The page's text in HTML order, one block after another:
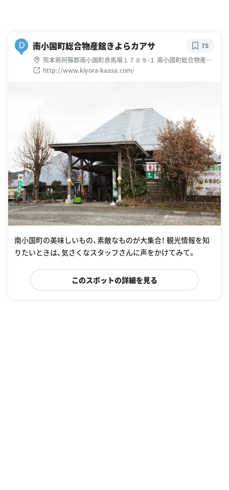
D 南小国町総合物産館きよらカアサ
熊本県阿蘇郡南小国町赤馬場１７８９-１ 南小国町総合物産館
きよらカァサ
http://www.kiyora-kaasa.com/
75
南小国町の美味しいもの、素敵なものが大集合！ 観光情報を知
りたいときは、気さくなスタッフさんに声をかけてみて。
このスポットの詳細を見る